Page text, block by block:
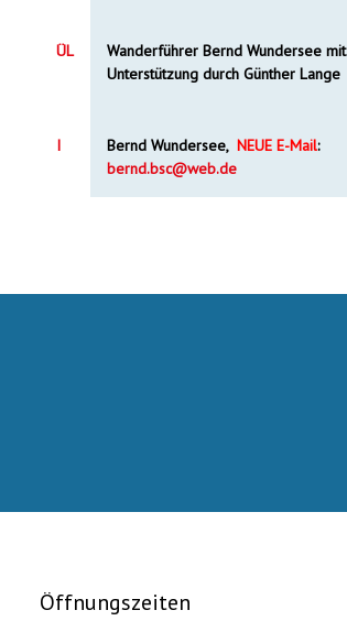
ÜL
Wanderführer Bernd Wundersee mit
Unterstützung durch Günther Lange
I Bernd Wundersee, NEUE E-Mail:
bernd.bsc@web.de
Öffnungszeiten